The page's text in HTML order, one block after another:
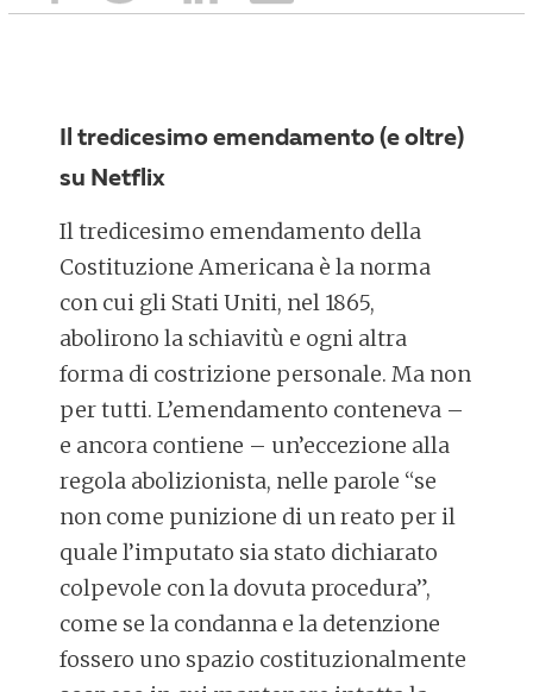
Il tredicesimo emendamento (e oltre)
su Netflix
Il tredicesimo emendamento della
Costituzione Americana è la norma
con cui gli Stati Uniti, nel 1865,
abolirono la schiavitù e ogni altra
forma di costrizione personale. Ma non
per tutti. L’emendamento conteneva –
e ancora contiene – un’eccezione alla
regola abolizionista, nelle parole “se
non come punizione di un reato per il
quale l’imputato sia stato dichiarato
colpevole con la dovuta procedura”,
come se la condanna e la detenzione
fossero uno spazio costituzionalmente